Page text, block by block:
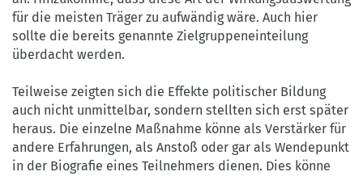
für die meisten Träger zu aufwändig wäre. Auch hier
sollte die bereits genannte Zielgruppeneinteilung
überdacht werden.
Teilweise zeigten sich die Effekte politischer Bildung
auch nicht unmittelbar, sondern stellten sich erst später
heraus. Die einzelne Maßnahme könne als Verstärker für
andere Erfahrungen, als Anstoß oder gar als Wendepunkt
in der Biografie eines Teilnehmers dienen. Dies könne